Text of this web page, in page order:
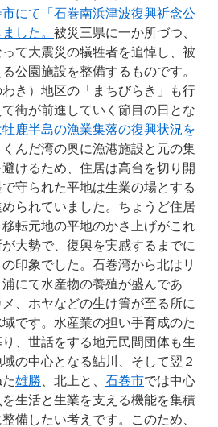
にて「石巻南浜津波復興祈念公
した。 被災三県に一か所づつ、
て大震災の犠牲者を追悼し、被
公園施設を整備するものです。
き）地区の「まちびらき」も行
街が前進していく節目の日とな
鹿半島の漁業集落の復興状況を
くんだ湾の奥に漁港施設と元の集
けるため、住居は高台を切り開
守られた平地は生業の場とする
られていました。ちょうど住居
転元地の平地のかさ上げがこれ
大勢で、復興を実感するまでに
印象でした。石巻湾から北はリ
にて水産物の養殖が盛んであ
、ホヤなどの生け簀が至る所に
です。水産業の担い手育成のた
、世話をする地元民間団体も生
の中心となる鮎川、そして翌２
雄勝 、北上と、 石巻市では中心
生活と生業を支える機能を集積
備したい考えです。このため、